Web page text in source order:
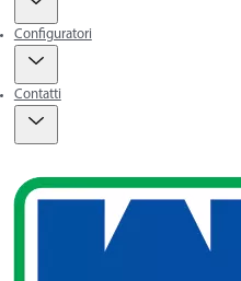
Configuratori
Contatti